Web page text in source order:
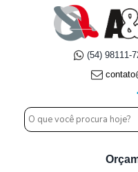
(54) 98111-